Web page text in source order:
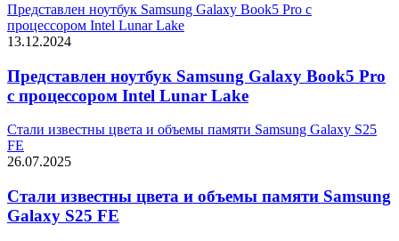
Представлен ноутбук Samsung Galaxy Book5 Pro с
процессором Intel Lunar Lake
13.12.2024
Представлен ноутбук Samsung Galaxy Book5 Pro
с процессором Intel Lunar Lake
Стали известны цвета и объемы памяти Samsung Galaxy S25
FE
26.07.2025
Стали известны цвета и объемы памяти Samsung
Galaxy S25 FE